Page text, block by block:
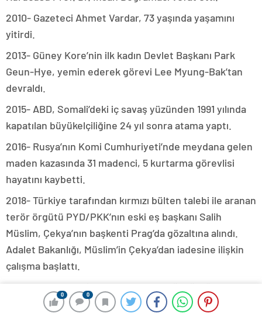
0 0
2010- Gazeteci Ahmet Vardar, 73 yaşında yaşamını
yitirdi.
2013- Güney Kore’nin ilk kadın Devlet Başkanı Park
Geun-Hye, yemin ederek görevi Lee Myung-Bak’tan
devraldı.
2015- ABD, Somali’deki iç savaş yüzünden 1991 yılında
kapatılan büyükelçiliğine 24 yıl sonra atama yaptı.
2016- Rusya’nın Komi Cumhuriyeti’nde meydana gelen
maden kazasında 31 madenci, 5 kurtarma görevlisi
hayatını kaybetti.
2018- Türkiye tarafından kırmızı bülten talebi ile aranan
terör örgütü PYD/PKK’nın eski eş başkanı Salih
Müslim, Çekya’nın başkenti Prag’da gözaltına alındı.
Adalet Bakanlığı, Müslim’in Çekya’dan iadesine ilişkin
çalışma başlattı.
2020- Mısır’ın eski Cumhurbaşkanı Hüsnü Mübarek
uzun süredir devam eden sağlık sorunları nedeniyle 91